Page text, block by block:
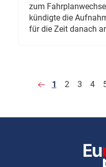
zum
kündigte die
für die Zeit danach
1 2 3 4